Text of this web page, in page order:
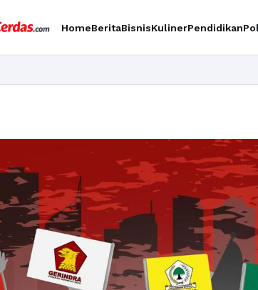
HomeBeritaBisnisKulinerPendidikan